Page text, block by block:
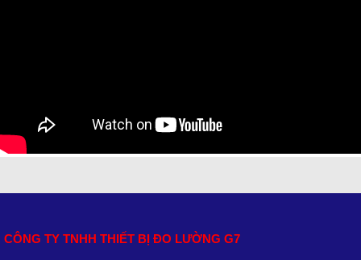
CÔNG TY TNHH THIẾT BỊ ĐO LƯỜNG G7